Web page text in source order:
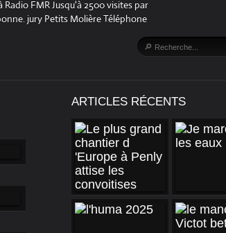
FMR Jusqu'à 2500 visites par
jury Petits Molière Téléphone
ARTICLES RÉCENTS